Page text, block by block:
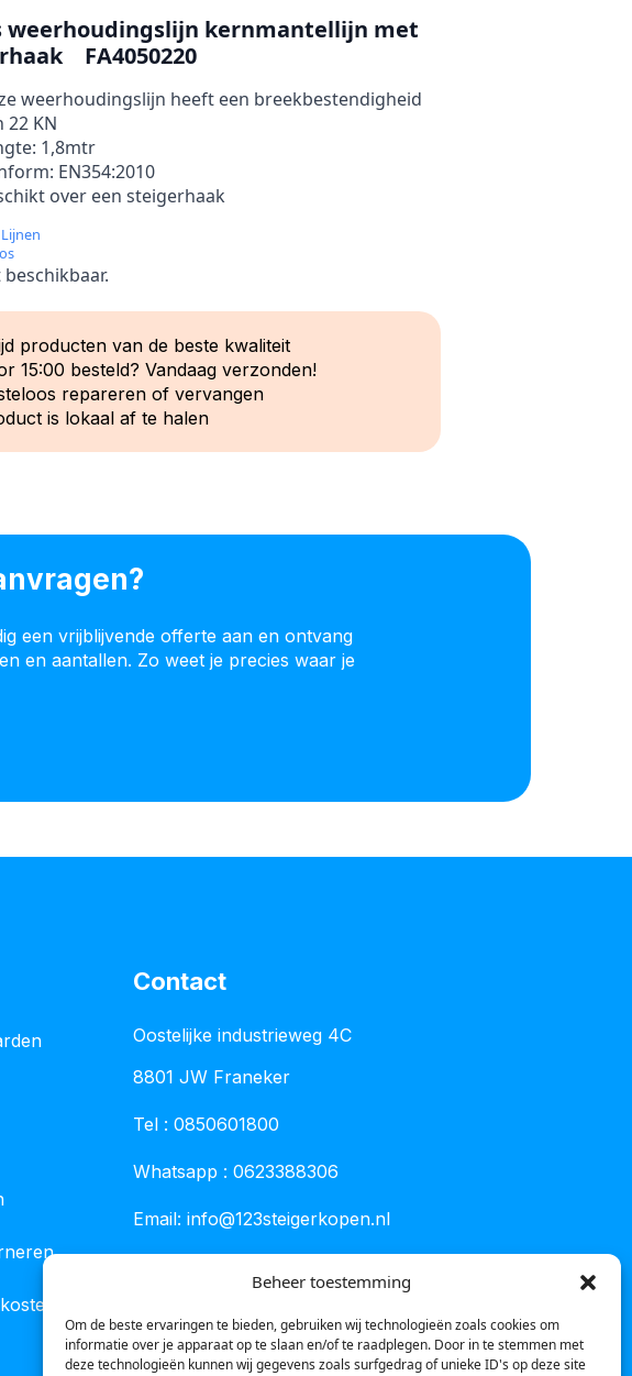
Beheer toestemming
Om de beste ervaringen te bieden, gebruiken wij technologieën zoals cookies om
informatie over je apparaat op te slaan en/of te raadplegen. Door in te stemmen met
deze technologieën kunnen wij gegevens zoals surfgedrag of unieke ID's op deze site
weerhoudingslijn kernmantellijn met
FA4050220
weerhoudingslijn heeft een breekbestendigheid
22 KN
1,8mtr
EN354:2010
over een steigerhaak
Lijnen
beschikbaar.
producten van de beste kwaliteit
15:00 besteld? Vandaag verzonden!
repareren of vervangen
is lokaal af te halen
een vrijblijvende offerte aan en ontvang
en aantallen. Zo weet je precies waar je
Contact
Oostelijke industrieweg 4C
8801 JW Franeker
Tel : 0850601800
Whatsapp : 0623388306
Email: info@123steigerkopen.nl